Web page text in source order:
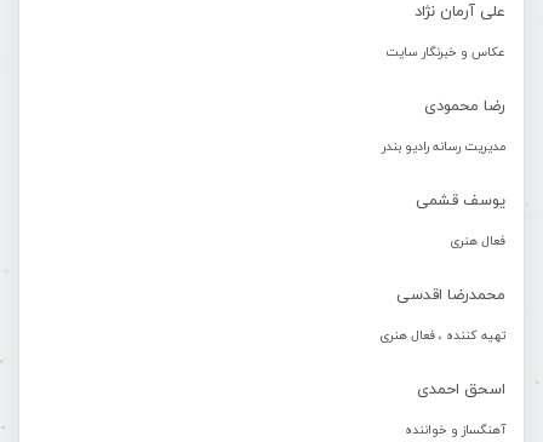
علی آرمان نژاد
عکاس و خبرنگار سایت
رضا محمودی
مدیریت رسانه رادیو بندر
یوسف قشمی
فعال هنری
محمدرضا اقدسی
تهیه کننده ، فعال هنری
اسحق احمدی
آهنگساز و خواننده